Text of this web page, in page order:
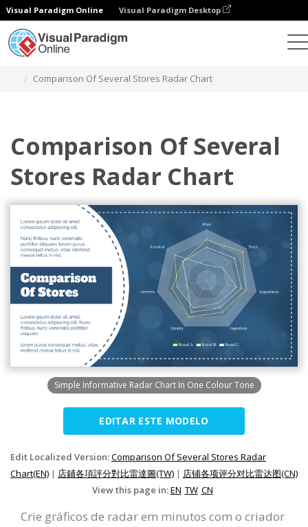
Visual Paradigm Online Visual Paradigm Desktop
Comparison Of Several Stores Radar Chart
Comparison Of Several
Stores Radar Chart
Simple Informative Radar Chart In One Colour Tone
EDITAR ESTE MODELO
Edit Localized Version:Comparison Of Several Stores Radar
Chart(EN) | 店鋪各項評分對比雷達圖(TW) | 店铺各项评分对比雷达图(CN)
View this page in:EN TW CN
Crie gráficos de radar em minutos com o criador